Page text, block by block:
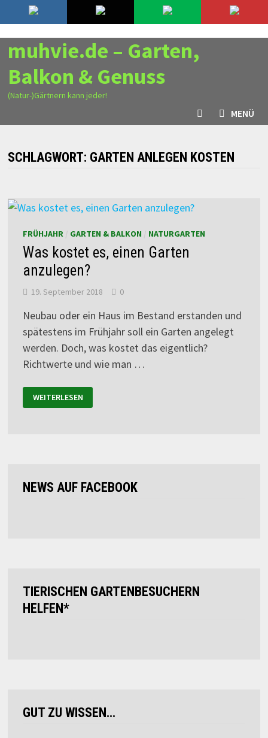
Zurück
zum
Inhalt
7. August 2026
muhvie.de – Garten,
Balkon & Genuss
(Natur-)Gärtnern kann jeder!
MENÜ
SCHLAGWORT: GARTEN ANLEGEN KOSTEN
FRÜHJAHR/ GARTEN & BALKON NATURGARTEN
Was kostet es, einen Garten
anzulegen?
19. September 2018 0
Neubau oder ein Haus im Bestand erstanden und
spätestens im Frühjahr soll ein Garten angelegt
werden. Doch, was kostet das eigentlich?
Richtwerte und wie man …
WEITERLESEN
NEWS AUF FACEBOOK
TIERISCHEN GARTENBESUCHERN
HELFEN*
GUT ZU WISSEN…